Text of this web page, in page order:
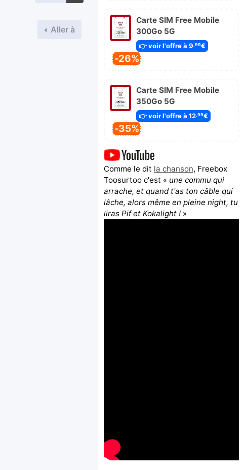
Aller à
Carte SIM Free Mobile
300Go 5G
👉 voir l'offre à 9 ,99€
-26%
Carte SIM Free Mobile
350Go 5G
👉 voir l'offre à 12,99€
-35%
Comme le dit la chanson, Freebox
Toosurtoo c'est « une commu qui
arrache, et quand t'as ton câble qui
lâche, alors même en pleine night, tu
liras Pif et Kokalight ! »